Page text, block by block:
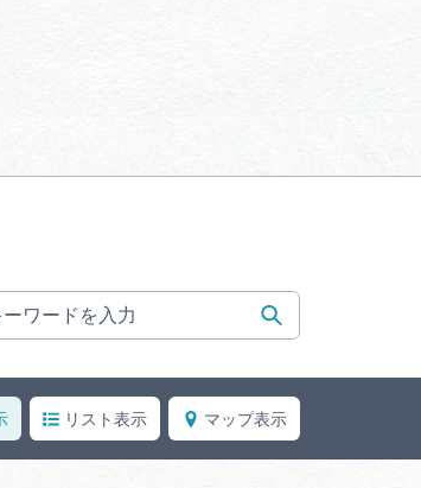
フォトライブラリー
リスト表示 マップ表示